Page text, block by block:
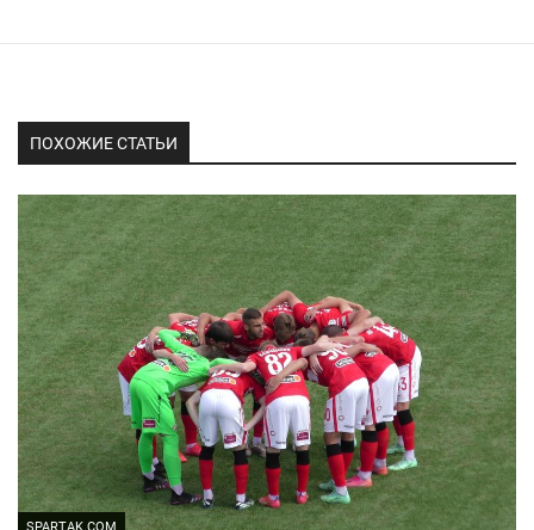
ПОХОЖИЕ СТАТЬИ
SPARTAK.COM